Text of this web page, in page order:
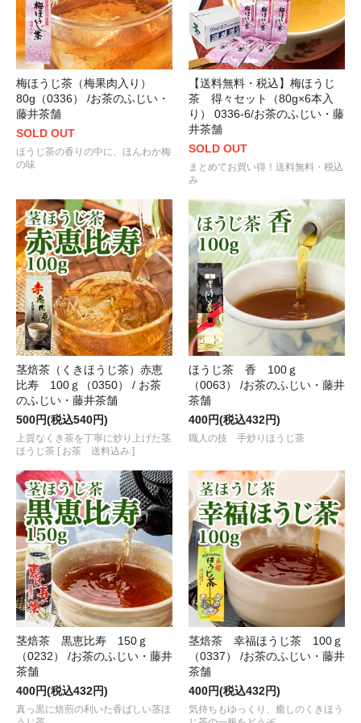
梅ほうじ茶（梅果肉入り）
80g（0336） /お茶のふじい・
藤井茶舗
SOLD OUT
ほうじ茶の香りの中に、ほんわか梅
の味
【送料無料・税込】梅ほうじ
茶 得々セット（80g×6本入
り） 0336-6/お茶のふじい・藤
井茶舗
SOLD OUT
まとめてお買い得！送料無料・税込
み
茎焙茶（くきほうじ茶）赤恵
比寿 100ｇ（0350） / お茶
のふじい・藤井茶舗
500円(税込540円)
上質なくき茶を丁寧に炒り上げた茎
ほうじ茶 [ お茶 送料込み ]
ほうじ茶 香 100ｇ
（0063） /お茶のふじい・藤井
茶舗
400円(税込432円)
職人の技 手炒りほうじ茶
茎焙茶 黒恵比寿 150ｇ
（0232） /お茶のふじい・藤井
茶舗
400円(税込432円)
真っ黒に焙煎の利いた香ばしい茎ほ
茎焙茶 幸福ほうじ茶 100ｇ
（0337） /お茶のふじい・藤井
茶舗
400円(税込432円)
気持ちもゆっくり、癒しのくきほう